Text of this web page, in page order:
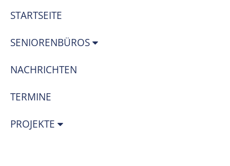
STARTSEITE
SENIORENBÜROS
NACHRICHTEN
TERMINE
PROJEKTE